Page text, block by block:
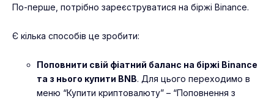
По-перше, потрібно зареєструватися на біржі Binance.
Є кілька способів це зробити:
Поповнити свій фіатний баланс на біржі Binance
та з нього купити BNB. Для цього переходимо в
меню “Купити криптовалюту” – “Поповнення з